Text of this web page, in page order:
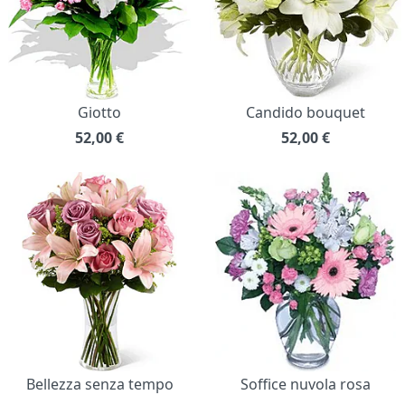
Giotto
52,00€
Candido bouquet
52,00€
Bellezza senza tempo
Soffice nuvola rosa